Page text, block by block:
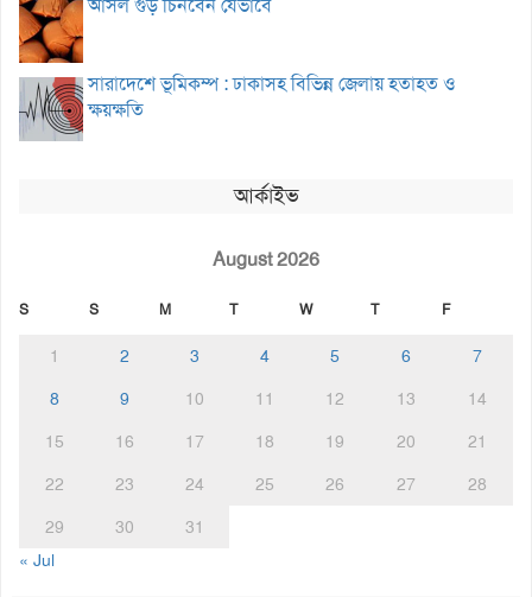
আসল গুড় চিনবেন যেভাবে
সারাদেশে ভূমিকম্প : ঢাকাসহ বিভিন্ন জেলায় হতাহত ও
ক্ষয়ক্ষতি
আর্কাইভ
August 2026
S S M T W T F
1 2 3 4 5 6
7
8
9 10 11 12 13
14
15
16 17 18 19 20
21
22
23 24 25 26 27
28
29
30
31
« Jul